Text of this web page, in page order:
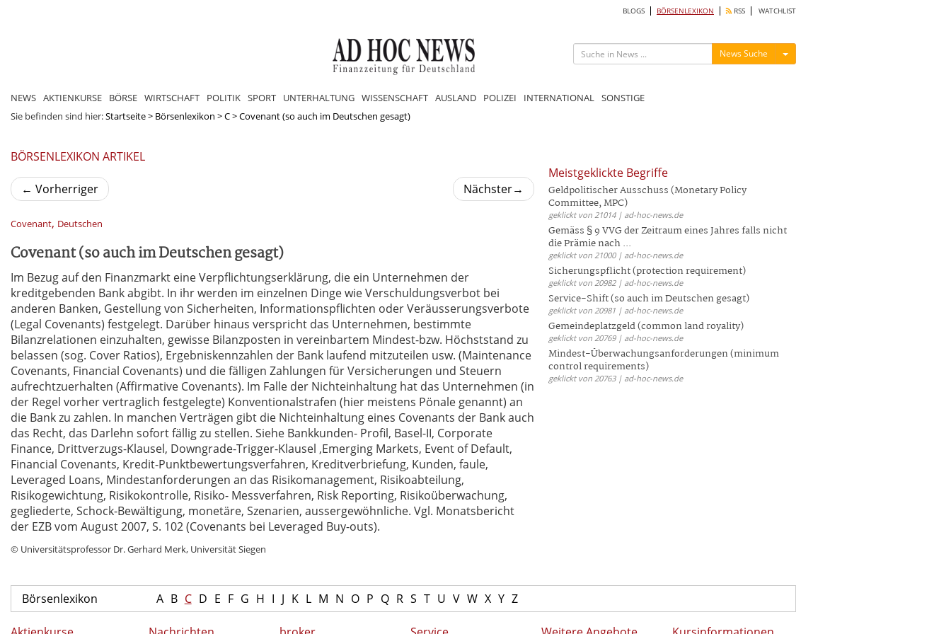
BLOGS BÖRSENLEXIKON RSS WATCHLIST
News Suche Menü ein-/ausblenden
NEWS AKTIENKURSE BÖRSE WIRTSCHAFT POLITIK SPORT UNTERHALTUNG WISSENSCHAFT AUSLAND POLIZEI INTERNATIONAL SONSTIGE
Sie befinden sind hier:Startseite> Börsenlexikon >C>Covenant (so auch im Deutschen gesagt)
BÖRSENLEXIKON ARTIKEL
← Vorherriger Nächster→
Covenant, Deutschen
Covenant (so auch im Deutschen gesagt)
Im Bezug auf den Finanzmarkt eine Verpflichtungserklärung, die ein Unternehmen der
kreditgebenden Bank abgibt. In ihr werden im einzelnen Dinge wie Verschuldungsverbot bei
anderen Banken, Gestellung von Sicherheiten, Informationspflichten oder Veräusserungsverbote
(Legal Covenants) festgelegt. Darüber hinaus verspricht das Unternehmen, bestimmte
Bilanzrelationen einzuhalten, gewisse Bilanzposten in vereinbartem Mindest-bzw. Höchststand zu
belassen (sog. Cover Ratios), Ergebniskennzahlen der Bank laufend mitzuteilen usw. (Maintenance
Covenants, Financial Covenants) und die fälligen Zahlungen für Versicherungen und Steuern
aufrechtzuerhalten (Affirmative Covenants). Im Falle der Nichteinhaltung hat das Unternehmen (in
der Regel vorher vertraglich festgelegte) Konventionalstrafen (hier meistens Pönale genannt) an
die Bank zu zahlen. In manchen Verträgen gibt die Nichteinhaltung eines Covenants der Bank auch
das Recht, das Darlehn sofort fällig zu stellen. Siehe Bankkunden- Profil, Basel-II, Corporate
Finance, Drittverzugs-Klausel, Downgrade-Trigger-Klausel ,Emerging Markets, Event of Default,
Financial Covenants, Kredit-Punktbewertungsverfahren, Kreditverbriefung, Kunden, faule,
Leveraged Loans, Mindestanforderungen an das Risikomanagement, Risikoabteilung,
Risikogewichtung, Risikokontrolle, Risiko- Messverfahren, Risk Reporting, Risikoüberwachung,
gegliederte, Schock-Bewältigung, monetäre, Szenarien, aussergewöhnliche. Vgl. Monatsbericht
der EZB vom August 2007, S. 102 (Covenants bei Leveraged Buy-outs).
© Universitätsprofessor Dr. Gerhard Merk, Universität Siegen
Meistgeklickte Begriffe
Geldpolitischer Ausschuss (Monetary Policy
Committee, MPC)
geklickt von 21014 | ad-hoc-news.de
Gemäss § 9 VVG der Zeitraum eines Jahres falls nicht
die Prämie nach ...
geklickt von 21000 | ad-hoc-news.de
Sicherungspflicht (protection requirement)
geklickt von 20982 | ad-hoc-news.de
Service-Shift (so auch im Deutschen gesagt)
geklickt von 20981 | ad-hoc-news.de
Gemeindeplatzgeld (common land royality)
geklickt von 20769 | ad-hoc-news.de
Mindest-Überwachungsanforderungen (minimum
control requirements)
geklickt von 20763 | ad-hoc-news.de
Börsenlexikon A B C D E F G H I J K L M N O P Q R S T U V W X Y Z